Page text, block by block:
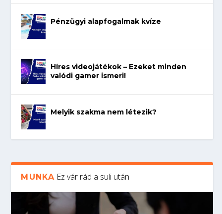
Pénzügyi alapfogalmak kvíze
Híres videojátékok – Ezeket minden
valódi gamer ismeri!
Melyik szakma nem létezik?
MUNKA Ez vár rád a suli után